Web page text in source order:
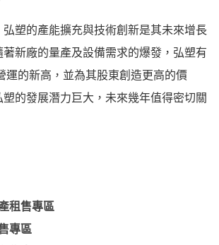
塑的產能擴充與技術創新是其未來增長
新廠的量產及設備需求的爆發，弘塑有
運的新高，並為其股東創造更高的價
的發展潛力巨大，未來幾年值得密切關
租售專區
專區